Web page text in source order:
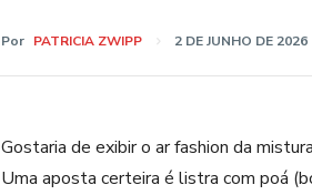
Por PATRICIA ZWIPP 2 DE JUNHO DE 2026
Gostaria de exibir o ar fashion da
Uma aposta certeira é listra com poá